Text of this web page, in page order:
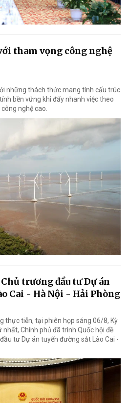
tham vọng công nghệ
những thách thức mang tính cấu trúc
bền vững khi đẩy nhanh việc theo
nghệ cao.
trương đầu tư Dự án
Cai - Hà Nội - Hải Phòng
thực tiễn, tại phiên họp sáng 06/8, Kỳ
Chính phủ đã trình Quốc hội đề
tư Dự án tuyến đường sắt Lào Cai -